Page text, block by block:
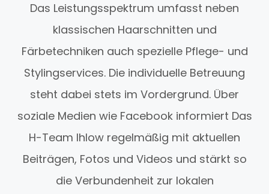
Das Leistungsspektrum umfasst neben
klassischen Haarschnitten und
Färbetechniken auch spezielle Pflege- und
Stylingservices. Die individuelle Betreuung
steht dabei stets im Vordergrund. Über
soziale Medien wie Facebook informiert Das
H-Team Ihlow regelmäßig mit aktuellen
Beiträgen, Fotos und Videos und stärkt so
die Verbundenheit zur lokalen